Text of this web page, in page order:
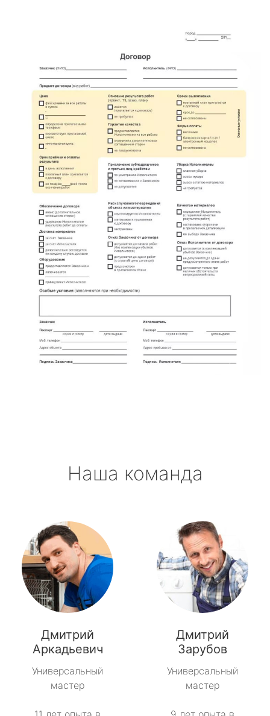
Наша команда
Дмитрий
Аркадьевич
Универсальный
мастер
Дмитрий
Зарубов
Универсальный
мастер